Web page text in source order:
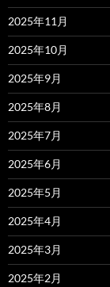
2025年11月
2025年10月
2025年9月
2025年8月
2025年7月
2025年6月
2025年5月
2025年4月
2025年3月
2025年2月